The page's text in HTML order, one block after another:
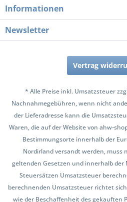
Informationen
Newsletter
Vertrag
* Alle Preise inkl. Umsatzsteuer
Nachnahmegebühren, wenn nicht
der Lieferadresse kann die
Waren, die auf der Website von ahw-
Bestimmungsorte innerhalb der
Nordirland versandt werden, muss
geltenden Gesetzen und innerhalb
Steuersätzen Umsatzsteuer
berechnenden Umsatzsteuer richtet
wie der Beschaffenheit des gekauften